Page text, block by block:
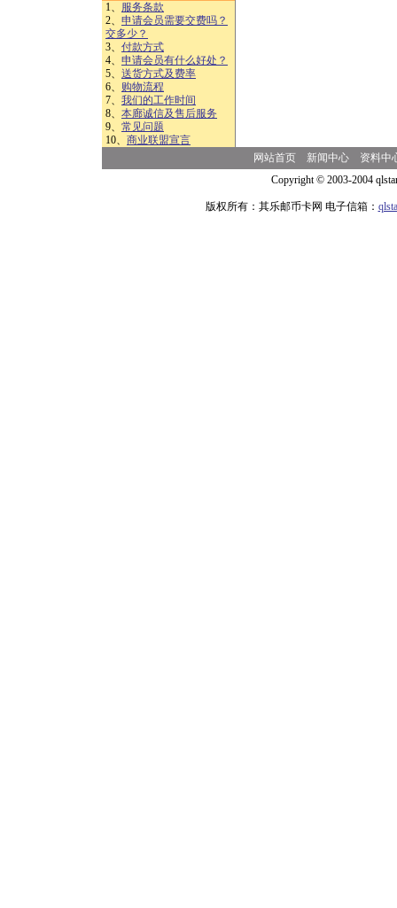
1、 服务条款
2、 申请会员需要交费吗？
交多少？
3、 付款方式
4、 申请会员有什么好处？
5、 送货方式及费率
6、 购物流程
7、 我们的工作时间
8、 本廊诚信及售后服务
9、 常见问题
10、 商业联盟宣言
网站首页 新闻中心
资料中
Copyright © 2003-2004
版权所有：其乐邮币卡网 电子信箱：